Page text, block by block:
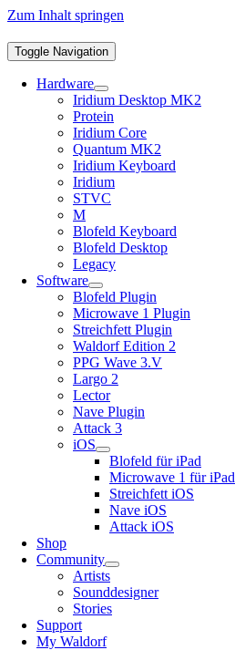
Zum Inhalt springen
Toggle Navigation
Hardware
Iridium Desktop MK2
Protein
Iridium Core
Quantum MK2
Iridium Keyboard
Iridium
STVC
M
Blofeld Keyboard
Blofeld Desktop
Legacy
Software
Blofeld Plugin
Microwave 1 Plugin
Streichfett Plugin
Waldorf Edition 2
PPG Wave 3.V
Largo 2
Lector
Nave Plugin
Attack 3
iOS
Blofeld für iPad
Microwave 1 für iPad
Streichfett iOS
Nave iOS
Attack iOS
Shop
Community
Artists
Sounddesigner
Stories
Support
My Waldorf